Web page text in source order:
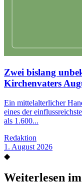
Zwei bislang
Kirchenvaters
Ein mittelalterlicher
eines der
als 1.600...
Redaktion
1. August 2026
◆
Weiterlesen